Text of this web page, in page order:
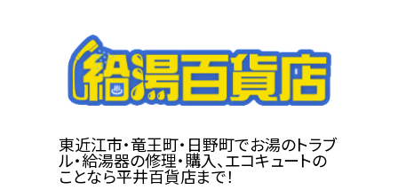
東近江市・竜王町・日野町でお湯のトラブ
ル・給湯器の修理・購入、エコキュートの
ことなら平井百貨店まで！